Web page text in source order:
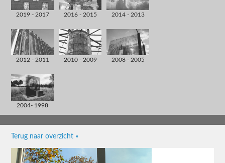
2019 - 2017 2016 - 2015 2014 - 2013
2012 - 2011 2010 - 2009 2008 - 2005
2004- 1998
Terug naar overzicht »